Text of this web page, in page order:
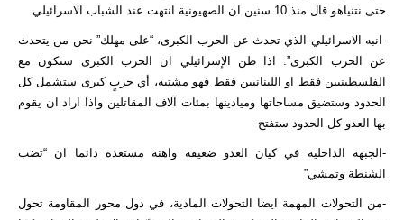
حتى نتنياهو قال منذ 10 سنين ان الصهيونية انتهت عند الشباب الاسرائيلي
-انبه الاسرائيلي الذي تحدث عن الحرب الكبرى، “على مهلك” نحن من يتحدث
عن الحرب الكبرى”. اذا ظن الإسرائيلي ان الحرب الكبرى ستكون مع
الفلسطينيين فقط او اللبنانيين فقط فهو مشتبه، أي حربٍ كبرى ستشمل كل
الحدود وستضيق مساحاتها وميادينها بمئات آلاف المقاتلين واذا اراد ان يقوم
بها العدو كل الحدود ستفتح
-الجبهة الداخلية في كيان العدو ضعيفة واهنة مستعدة دائما ان “تضب
الشنطة وتمشي”
-من التحولات المهمة ايضا التحولات المادية، في دول محور المقاومة تحول